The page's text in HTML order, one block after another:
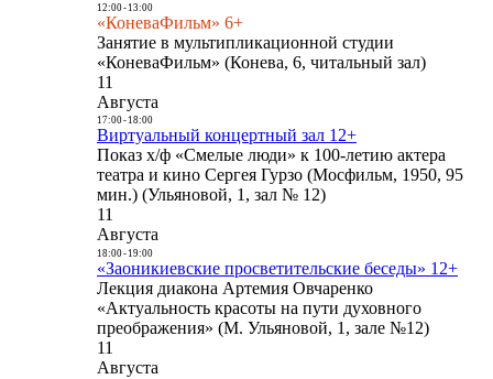
12:00- 13:00
«КоневаФильм» 6+
Занятие в мультипликационной студии
«КоневаФильм» (Конева, 6, читальный зал)
11
Августа
17:00- 18:00
Виртуальный концертный зал 12+
Показ х/ф «Смелые люди» к 100-летию актера
театра и кино Сергея Гурзо (Мосфильм, 1950, 95
мин.) (Ульяновой, 1, зал № 12)
11
Августа
18:00- 19:00
«Заоникиевские просветительские беседы» 12+
Лекция диакона Артемия Овчаренко
«Актуальность красоты на пути духовного
преображения» (М. Ульяновой, 1, зале №12)
11
Августа